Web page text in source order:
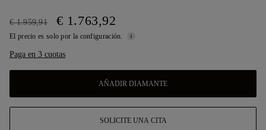
€ 1.959,91 € 1.763,92
El precio es solo por la configuración.
Paga en 3 cuotas
AÑADIR DIAMANTE
SOLICITE UNA CITA